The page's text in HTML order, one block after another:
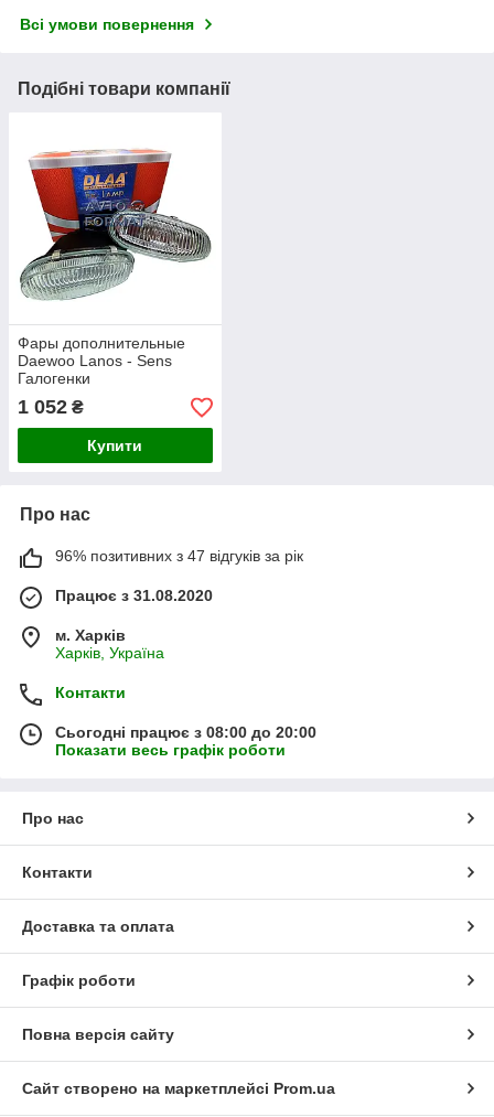
Всі умови повернення
Подібні товари компанії
Фары дополнительные
Daewoo Lanos - Sens
Галогенки
1 052 ₴
Купити
Про нас
96% позитивних з 47 відгуків за рік
Працює з 31.08.2020
м. Харків
Харків, Україна
Контакти
Сьогодні працює з 08:00 до 20:00
Показати весь графік роботи
Про нас
Контакти
Доставка та оплата
Графік роботи
Повна версія сайту
Сайт створено на маркетплейсі Prom.ua